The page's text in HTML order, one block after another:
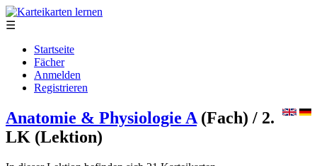
☰
Startseite
Fächer
Anmelden
Registrieren
Anatomie & Physiologie A (Fach) / 2.
LK (Lektion)